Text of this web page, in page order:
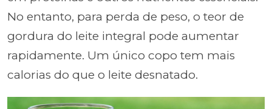
No entanto, para perda de peso, o teor de
gordura do leite integral pode aumentar
rapidamente. Um único copo tem mais
calorias do que o leite desnatado.